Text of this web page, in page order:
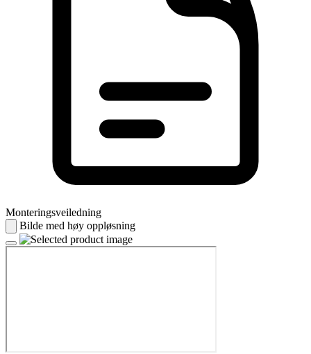
Monteringsveiledning
Bilde med høy oppløsning